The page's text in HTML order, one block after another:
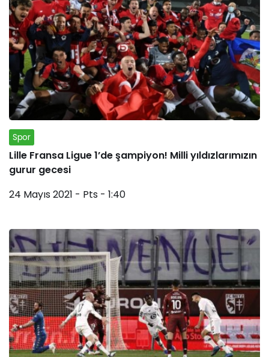
Spor
Lille Fransa Ligue 1’de şampiyon! Milli yıldızlarımızın
gurur gecesi
24 Mayıs 2021 - Pts - 1:40